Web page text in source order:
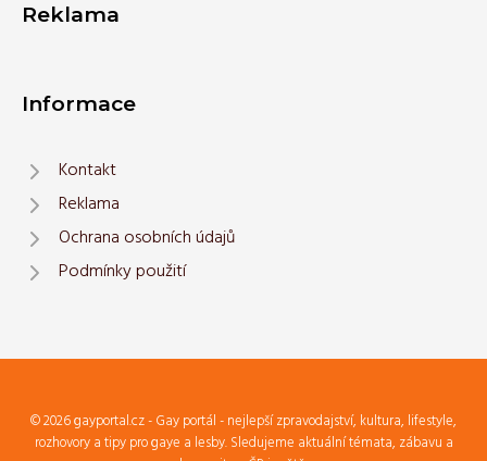
Reklama
Informace
Kontakt
Reklama
Ochrana osobních údajů
Podmínky použití
© 2026 gayportal.cz - Gay portál - nejlepší zpravodajství, kultura, lifestyle,
rozhovory a tipy pro gaye a lesby. Sledujeme aktuální témata, zábavu a